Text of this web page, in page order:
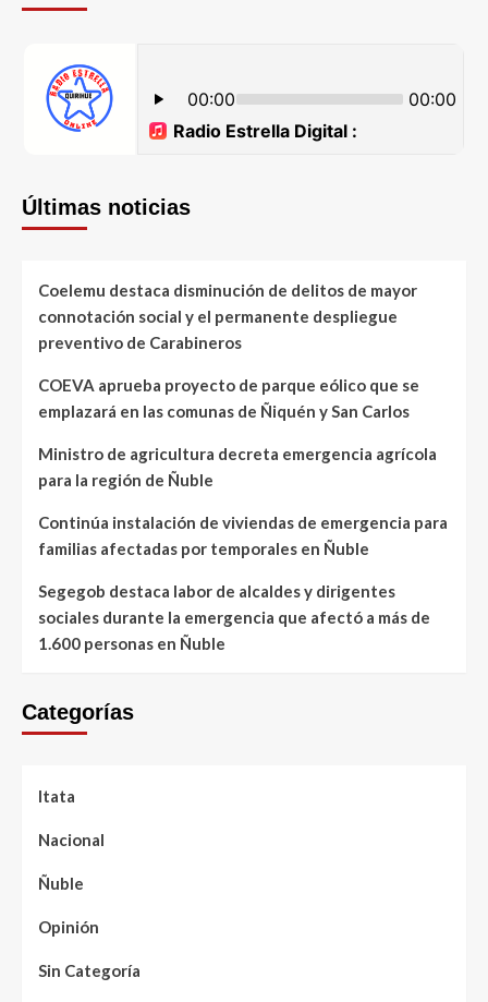
Últimas noticias
Coelemu destaca disminución de delitos de mayor
connotación social y el permanente despliegue
preventivo de Carabineros
COEVA aprueba proyecto de parque eólico que se
emplazará en las comunas de Ñiquén y San Carlos
Ministro de agricultura decreta emergencia agrícola
para la región de Ñuble
Continúa instalación de viviendas de emergencia para
familias afectadas por temporales en Ñuble
Segegob destaca labor de alcaldes y dirigentes
sociales durante la emergencia que afectó a más de
1.600 personas en Ñuble
Categorías
Itata
Nacional
Ñuble
Opinión
Sin Categoría